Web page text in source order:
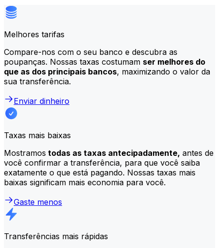
Melhores tarifas
Compare-nos com o seu banco e descubra as
poupanças. Nossas taxas costumam ser melhores do
que as dos principais bancos, maximizando o valor da
sua transferência.
Enviar dinheiro
Taxas mais baixas
Mostramos todas as taxas antecipadamente, antes de
você confirmar a transferência, para que você saiba
exatamente o que está pagando. Nossas taxas mais
baixas significam mais economia para você.
Gaste menos
Transferências mais rápidas